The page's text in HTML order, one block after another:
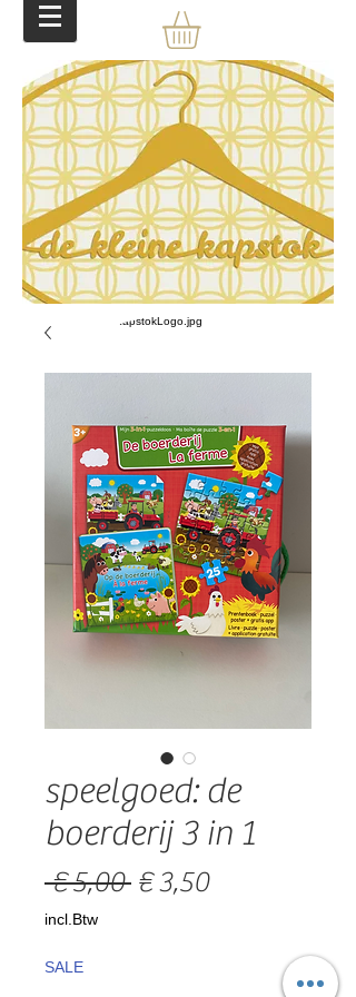
speelgoed: de
boerderij 3 in 1
€ 5,00 Normale
€ 3,50Verkoopprijs
incl.Btw
SALE